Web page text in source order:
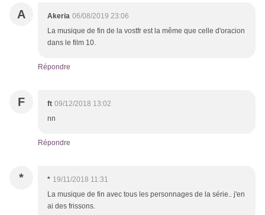
A Akeria 06/08/2019 23:06
La musique de fin de la vostfr est la même que celle d'oracion
dans le film 10.
Répondre
F ft 09/12/2018 13:02
nn
Répondre
* * 19/11/2018 11:31
La musique de fin avec tous les personnages de la série.. j'en
ai des frissons.